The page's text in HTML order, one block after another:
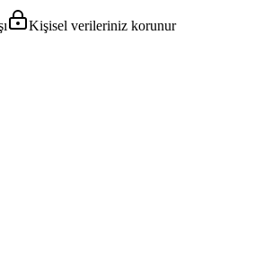
Kişisel verileriniz korunur